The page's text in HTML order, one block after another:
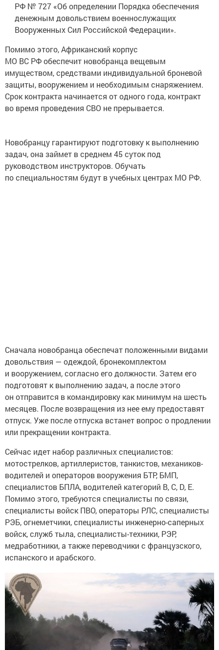
РФ № 727 «Об определении Порядка обеспечения
денежным довольствием военнослужащих
Вооруженных Сил Российской Федерации».
Помимо этого, Африканский корпус
МО ВС РФ обеспечит новобранца вещевым
имуществом, средствами индивидуальной броневой
защиты, вооружением и необходимым снаряжением.
Срок контракта начинается от одного года, контракт
во время проведения СВО не прерывается.
Новобранцу гарантируют подготовку к выполнению
задач, она займет в среднем 45 суток под
руководством инструкторов. Обучать
по специальностям будут в учебных центрах МО РФ.
Сначала новобранца обеспечат положенными видами
довольствия — одеждой, бронекомплектом
и вооружением, согласно его должности. Затем его
подготовят к выполнению задач, а после этого
он отправится в командировку как минимум на шесть
месяцев. После возвращения из нее ему предоставят
отпуск. Уже после отпуска встанет вопрос о продлении
или прекращении контракта.
Сейчас идет набор различных специалистов:
мотострелков, артиллеристов, танкистов, механиков-
водителей и операторов вооружения БТР, БМП,
специалистов БПЛА, водителей категорий В, С, D, Е.
Помимо этого, требуются специалисты по связи,
специалисты войск ПВО, операторы РЛС, специалисты
РЭБ, огнеметчики, специалисты инженерно-саперных
войск, служб тыла, специалисты-техники, РЭР,
медработники, а также переводчики с французского,
испанского и арабского.